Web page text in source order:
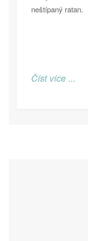
neštípaný ratan.
Číst více ...